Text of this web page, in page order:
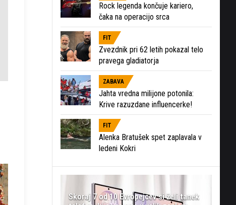
Rock legenda končuje kariero,
čaka na operacijo srca
FIT
Zvezdnik pri 62 letih pokazal telo
pravega gladiatorja
ZABAVA
Jahta vredna milijone potonila:
Krive razuzdane influencerke!
FIT
Alenka Bratušek spet zaplavala v
ledeni Kokri
Skoraj 7 od 10 Evropejcev si želi tanek